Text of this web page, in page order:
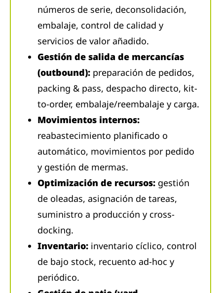
números de serie, deconsolidación,
embalaje, control de calidad y
servicios de valor añadido.
Gestión de salida de mercancías
(outbound): preparación de pedidos,
packing & pass, despacho directo, kit-
to-order, embalaje/reembalaje y carga.
Movimientos internos:
reabastecimiento planificado o
automático, movimientos por pedido
y gestión de mermas.
Optimización de recursos: gestión
de oleadas, asignación de tareas,
suministro a producción y cross-
docking.
Inventario: inventario cíclico, control
de bajo stock, recuento ad-hoc y
periódico.